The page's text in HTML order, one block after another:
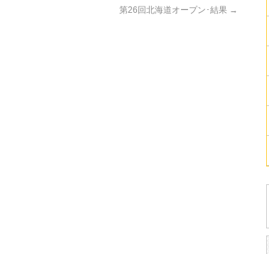
第26回北海道オープン･結果 →